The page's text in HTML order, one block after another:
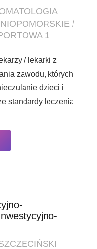
/
1
/ lekarki z
zawodu, których
dzieci i
standardy leczenia